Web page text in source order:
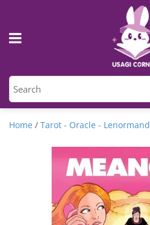
Home / Tarot - Oracle - Lenormand